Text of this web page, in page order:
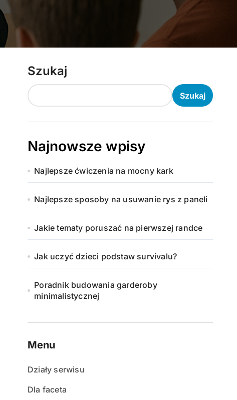
Szukaj
Szukaj
Najnowsze wpisy
Najlepsze ćwiczenia na mocny kark
Najlepsze sposoby na usuwanie rys z paneli
Jakie tematy poruszać na pierwszej randce
Jak uczyć dzieci podstaw survivalu?
Poradnik budowania garderoby
minimalistycznej
Menu
Działy serwisu
Dla faceta